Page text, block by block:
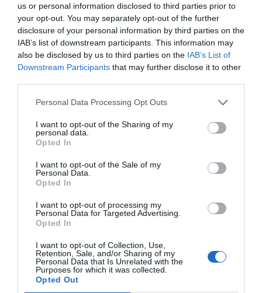
us or personal information disclosed to third parties prior to
your opt-out. You may separately opt-out of the further
disclosure of your personal information by third parties on the
IAB’s list of downstream participants. This information may
also be disclosed by us to third parties on the IAB’s List of
Downstream Participants that may further disclose it to other
Personal Data Processing Opt Outs
I want to opt-out of the Sharing of my
personal data.
Opted In
I want to opt-out of the Sale of my
Personal Data.
Opted In
I want to opt-out of processing my
Personal Data for Targeted Advertising.
Opted In
I want to opt-out of Collection, Use,
Retention, Sale, and/or Sharing of my
Personal Data that Is Unrelated with the
Purposes for which it was collected.
Opted Out
REFERENCIA ÜVEGEZÉSI MUNKA
Videólejátszó
Media error: Format(s) not supported or source(s) not found